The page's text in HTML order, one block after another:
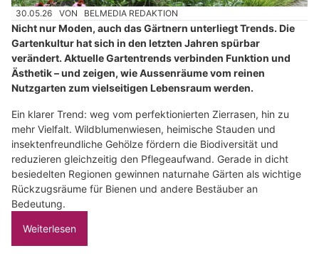
30.05.26 VON BELMEDIA REDAKTION
Nicht nur Moden, auch das Gärtnern unterliegt Trends. Die
Gartenkultur hat sich in den letzten Jahren spürbar
verändert. Aktuelle Gartentrends verbinden Funktion und
Ästhetik – und zeigen, wie Aussenräume vom reinen
Nutzgarten zum vielseitigen Lebensraum werden.
Ein klarer Trend: weg vom perfektionierten Zierrasen, hin zu
mehr Vielfalt. Wildblumenwiesen, heimische Stauden und
insektenfreundliche Gehölze fördern die Biodiversität und
reduzieren gleichzeitig den Pflegeaufwand. Gerade in dicht
besiedelten Regionen gewinnen naturnahe Gärten als wichtige
Rückzugsräume für Bienen und andere Bestäuber an
Bedeutung.
Weiterlesen